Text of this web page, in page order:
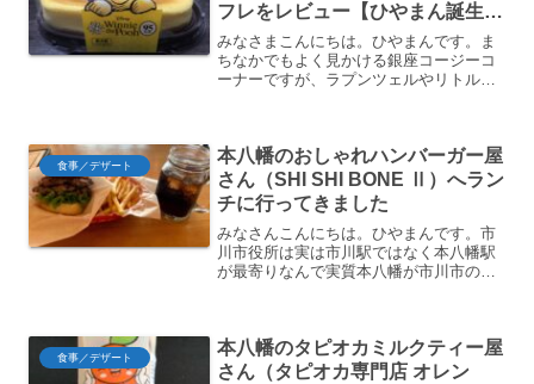
フレをレビュー【ひやまん誕生
日】
みなさまこんにちは。ひやまんです。ま
ちなかでもよく見かける銀座コージーコ
ーナーですが、ラプンツェルやリトルマ
プーさんはちみつレモンス...
食事／デザート
本八幡のおしゃれハンバーガー屋
さん（SHI SHI BONE Ⅱ）へラン
チに行ってきました
みなさんこんにちは。ひやまんです。市
川市役所は実は市川駅ではなく本八幡駅
が最寄りなんで実質本八幡が市川市の中
ルトンプラザに...
食事／デザート
本八幡のタピオカミルクティー屋
さん（タピオカ専門店 オレン